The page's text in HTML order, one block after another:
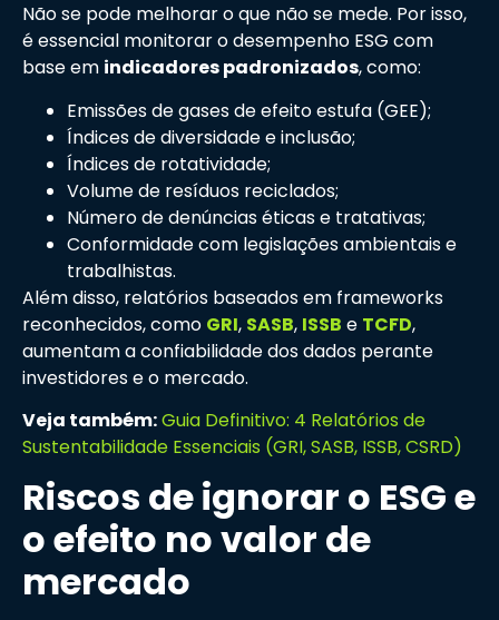
Não se pode melhorar o que não se mede. Por isso,
é essencial monitorar o desempenho ESG com
base em indicadores padronizados, como:
Emissões de gases de efeito estufa (GEE);
Índices de diversidade e inclusão;
Índices de rotatividade;
Volume de resíduos reciclados;
Número de denúncias éticas e tratativas;
Conformidade com legislações ambientais e
trabalhistas.
Além disso, relatórios baseados em frameworks
reconhecidos, como GRI, SASB, ISSB e TCFD,
aumentam a confiabilidade dos dados perante
investidores e o mercado.
Veja também:Guia Definitivo: 4 Relatórios de
Sustentabilidade Essenciais (GRI, SASB, ISSB, CSRD)
Riscos de ignorar o ESG e
o efeito no valor de
mercado